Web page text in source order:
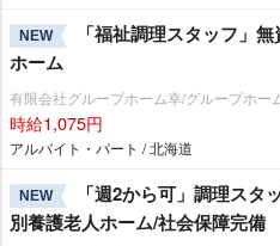
NEW
「福祉調理スタッフ」
ホーム
有限会社グループホーム幸/グループホー
時給1,075円
アルバイト・パート / 北海道
NEW
「週2から可」調理ス
別養護老人ホーム/社会保障完備